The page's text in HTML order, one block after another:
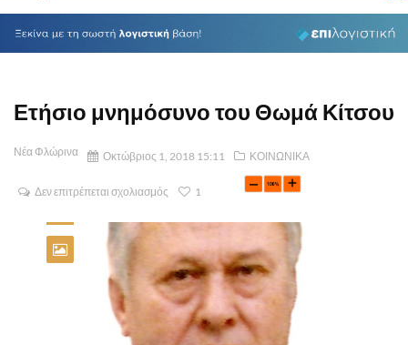
Ετήσιο μνημόσυνο του Θωμά Κίτσου
Νέα Φλώρινα Οκτώβριος 1, 2018 15:11 ΚΟΙΝΩΝΙΚΑ
Δεν επιτρέπεται σχολιασμός 1